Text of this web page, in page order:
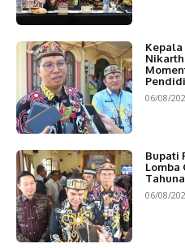
Kepala
06/08/
Bupati
Lomba
06/08/